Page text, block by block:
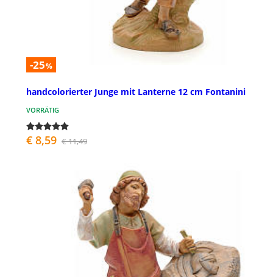
-25%
handcolorierter Junge mit Lanterne 12 cm Fontanini
VORRÄTIG
€ 8,59 € 11,49